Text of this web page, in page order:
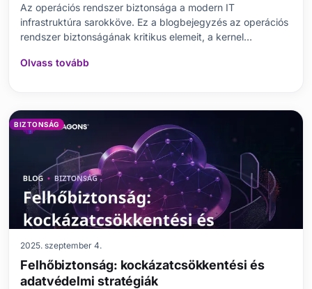
Az operációs rendszer biztonsága a modern IT
infrastruktúra sarokköve. Ez a blogbejegyzés az operációs
rendszer biztonságának kritikus elemeit, a kernel
mechanizmusokat vizsgálja. Kiemeli a biztonsági
Olvass tovább
BIZTONSÁG
2025. szeptember 4.
Felhőbiztonság: kockázatcsökkentési és
adatvédelmi stratégiák